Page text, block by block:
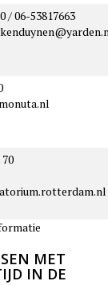
/ 06-53817663
MET
IN DE